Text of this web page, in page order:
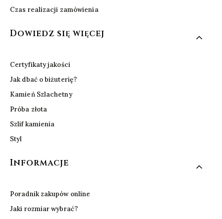
Czas realizacji zamówienia
Dowiedz się więcej
Certyfikaty jakości
Jak dbać o biżuterię?
Kamień Szlachetny
Próba złota
Szlif kamienia
Styl
Informacje
Poradnik zakupów online
Jaki rozmiar wybrać?